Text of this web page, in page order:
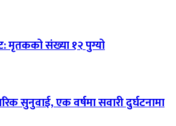
मृतकको संख्या १२ पुग्यो
सुनुवाई, एक वर्षमा सवारी दुर्घटनामा